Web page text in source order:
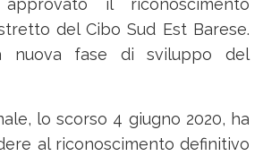
il riconoscimento
del Cibo Sud Est Barese.
nuova fase di sviluppo del
lo scorso 4 giugno 2020, ha
al riconoscimento definitivo